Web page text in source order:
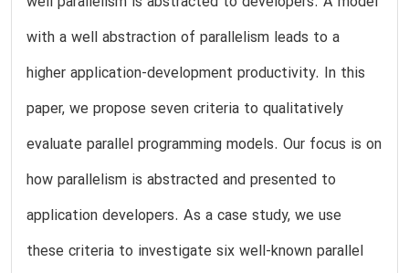
with a well abstraction of parallelism leads to a
higher application-development productivity. In this
paper, we propose seven criteria to qualitatively
evaluate parallel programming models. Our focus is on
how parallelism is abstracted and presented to
application developers. As a case study, we use
these criteria to investigate six well-known parallel